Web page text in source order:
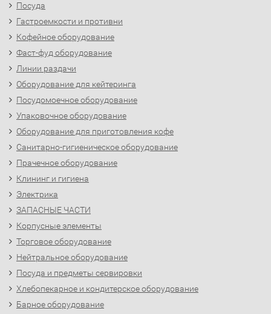
Посуда
Гастроемкости и противни
Кофейное оборудование
Фаст-фуд оборудование
Линии раздачи
Оборудование для кейтеринга
Посудомоечное оборудование
Упаковочное оборудование
Оборудование для приготовления кофе
Санитарно-гигиеническое оборудование
Прачечное оборудование
Клининг и гигиена
Электрика
ЗАПАСНЫЕ ЧАСТИ
Корпусные элементы
Торговое оборудование
Нейтральное оборудование
Посуда и предметы сервировки
Хлебопекарное и кондитерское оборудование
Барное оборудование